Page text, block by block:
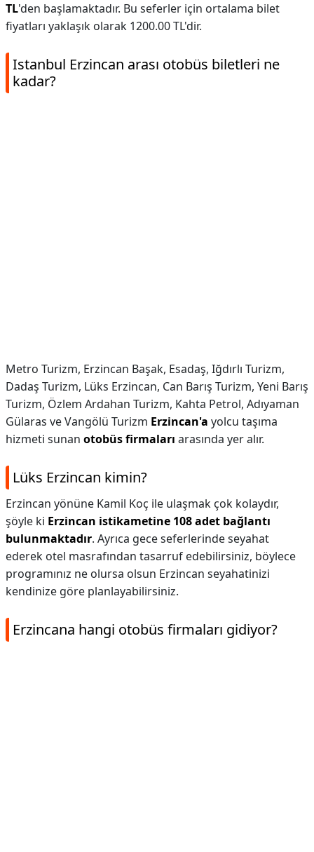
TL'den başlamaktadır. Bu seferler için ortalama bilet
fiyatları yaklaşık olarak 1200.00 TL'dir.
Istanbul Erzincan arası otobüs biletleri ne
kadar?
Metro Turizm, Erzincan Başak, Esadaş, Iğdırlı Turizm,
Dadaş Turizm, Lüks Erzincan, Can Barış Turizm, Yeni Barış
Turizm, Özlem Ardahan Turizm, Kahta Petrol, Adıyaman
Gülaras ve Vangölü Turizm Erzincan'a yolcu taşıma
hizmeti sunan otobüs firmaları arasında yer alır.
Lüks Erzincan kimin?
Erzincan yönüne Kamil Koç ile ulaşmak çok kolaydır,
şöyle ki Erzincan istikametine 108 adet bağlantı
bulunmaktadır. Ayrıca gece seferlerinde seyahat
ederek otel masrafından tasarruf edebilirsiniz, böylece
programınız ne olursa olsun Erzincan seyahatinizi
kendinize göre planlayabilirsiniz.
Erzincana hangi otobüs firmaları gidiyor?